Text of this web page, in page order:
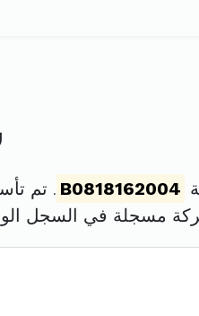
B0818162004 . تم تأسيسها في 18
مسجلة في السجل